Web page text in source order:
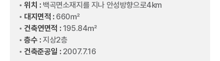
위치 : 백곡면소재지를 지나 안성방향으로4km
대지면적 : 660㎡
건축연면적 : 195.84㎡
층수 :지상2층
건축준공일 : 2007.7.16